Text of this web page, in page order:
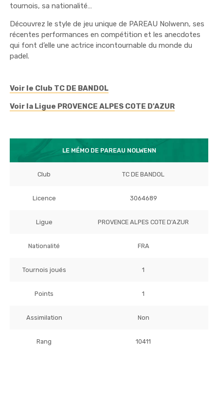
tournois, sa nationalité…
Découvrez le style de jeu unique de PAREAU Nolwenn, ses
récentes performances en compétition et les anecdotes
qui font d’elle une actrice incontournable du monde du
padel.
Voir le Club TC DE BANDOL
Voir la Ligue PROVENCE ALPES COTE D'AZUR
LE MÉMO DE PAREAU NOLWENN
Club TC DE BANDOL
Licence 3064689
Ligue PROVENCE ALPES COTE D'AZUR
Nationalité FRA
Tournois joués 1
Points 1
Assimilation Non
Rang 10411